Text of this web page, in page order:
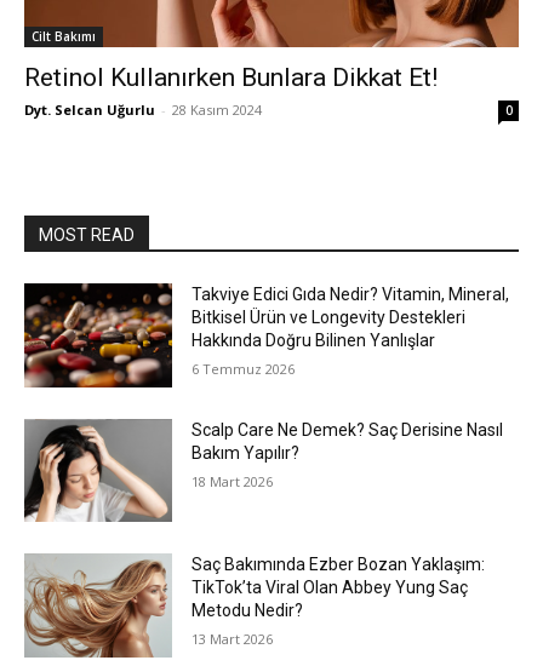
Cilt Bakımı
Retinol Kullanırken Bunlara Dikkat Et!
Dyt. Selcan Uğurlu - 28 Kasım 2024 0
MOST READ
Takviye Edici Gıda Nedir? Vitamin, Mineral,
Bitkisel Ürün ve Longevity Destekleri
Hakkında Doğru Bilinen Yanlışlar
6 Temmuz 2026
Scalp Care Ne Demek? Saç Derisine Nasıl
Bakım Yapılır?
18 Mart 2026
Saç Bakımında Ezber Bozan Yaklaşım:
TikTok’ta Viral Olan Abbey Yung Saç
Metodu Nedir?
13 Mart 2026